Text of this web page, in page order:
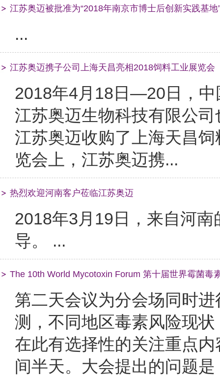
江苏奥迈被批准为“2018年南京市博士后创新实践基地
...
江苏奥迈携子公司上海天昌亮相2018饲料工业展览会
2018年4月18日—20日，中
江苏奥迈生物科技有限公
江苏奥迈收购了上海天昌
览会上，江苏奥迈携...
热烈欢迎河南客户莅临江苏奥迈
2018年3月19日，来自河
导。 ...
The 10th World Mycotoxin Forum 第十届世界霉菌毒
第二天会议为分会场同时
测，不同地区毒素风险现
在此有选择性的关注重点
间半天。大会提出的问题